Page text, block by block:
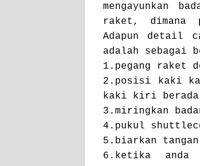
mengayunkan
raket, dimana
Adapun detail
adalah sebagai
1.pegang raket
2.posisi kaki
kaki kiri berada
3.miringkan
4.pukul
5.biarkan
6.ketika anda